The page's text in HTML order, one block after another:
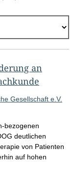
an
Gesellschaft e.V.
bezogenen
deutlichen
von Patienten
auf hohen